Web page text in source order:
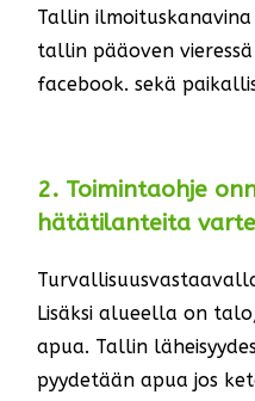
Tallin
tallin pääoven
facebook. sekä
2. Toimintaohje
hätätilanteita
Lisäksi alueella on
apua. Tallin
pyydetään apua jos